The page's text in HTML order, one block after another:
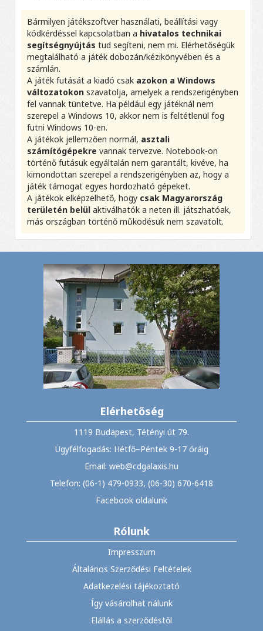
Bármilyen játékszoftver használati, beállítási vagy
kódkérdéssel kapcsolatban a hivatalos technikai
segítségnyújtás tud segíteni, nem mi. Elérhetőségük
megtalálható a játék dobozán/kézikönyvében és a
számlán.
A játék futását a kiadó csak azokon a Windows
változatokon szavatolja, amelyek a rendszerigényben
fel vannak tüntetve. Ha például egy játéknál nem
szerepel a Windows 10, akkor nem is feltétlenül fog
futni Windows 10-en.
A játékok jellemzően normál, asztali
számítógépekre vannak tervezve. Notebook-on
történő futásuk egyáltalán nem garantált, kivéve, ha
kimondottan szerepel a rendszerigényben az, hogy a
játék támogat egyes hordozható gépeket.
A játékok elképzelhető, hogy csak Magyarország
területén belül aktiválhatók a neten ill. játszhatóak,
más országban történő működésük nem szavatolt.
Elérhetőség
1119 Budapest, Tétényi út 79.
Ügyfélfogadás: Hétfő–Péntek 9-17 óráig
Email: web@cdgalaxis.hu
Telefon: (06-1) 479-0933, (06-30) 670-6418
Facebook oldalunk
Rólunk
Impresszum
Általános Szerződési Feltételek
Adatkezelési tájékoztató
Így vásárolhat nálunk
Elállás a szerződéstől